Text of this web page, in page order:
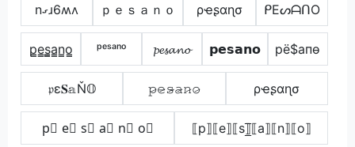
nގɹ6ʍʌ ｐｅｓａｎｏ ρҽʂαɳσ ᑭEᔕᗩᑎO
p̳e̳s̳̲a̳n̳o̳ ᵖᵉˢᵃⁿᵒ 𝓹𝓮𝓼𝓪𝓷𝓸 𝗽𝗲𝘀𝗮𝗻𝗼 pё$апѳ
𝔭ε𝐒𝕒Ň𝕆 𝚙̷𝚎̷𝚜̷̴𝚊̷𝚗̷𝚘̷ ρҽʂαɳσ
p⃣ e⃣ s⃣ a⃣ n⃣ o⃣ ⟦p⟧⟦e⟧⟦s⟧̲̅⟦a⟧⟦n⟧⟦o⟧